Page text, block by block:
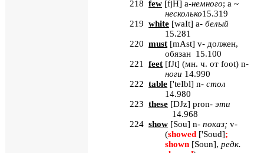
218 few [fjH] a-немного; a ~
несколько15.319
219 white [waIt] a- белый
15.281
220 must [mAst] v- должен,
обязан 15.100
221 feet [fJt] (мн. ч. от foot) n-
ноги 14.990
222 table ['teIbl] n- стол
14.980
223 these [DJz] pron- эти
14.968
224 show [Sou] n- показ; v-
(showed ['Soud];
shown [Soun], редк.